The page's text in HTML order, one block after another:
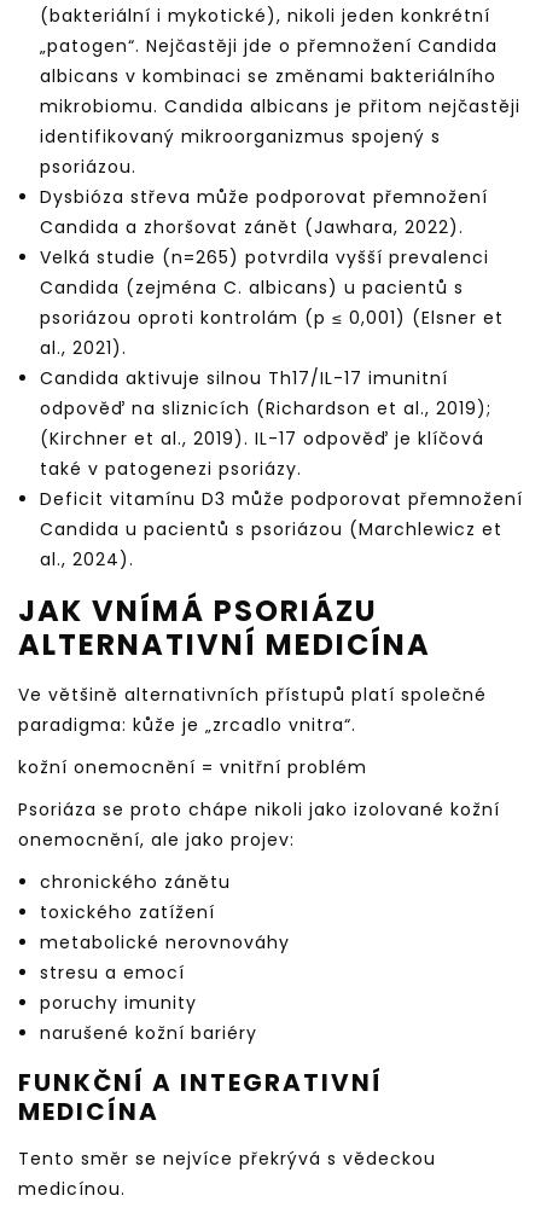
(bakteriální i mykotické), nikoli jeden konkrétní
„patogen“. Nejčastěji jde o přemnožení Candida
albicans v kombinaci se změnami bakteriálního
mikrobiomu. Candida albicans je přitom nejčastěji
identifikovaný mikroorganizmus spojený s
psoriázou.
Dysbióza střeva může podporovat přemnožení
Candida a zhoršovat zánět (Jawhara, 2022).
Velká studie (n=265) potvrdila vyšší prevalenci
Candida (zejména C. albicans) u pacientů s
psoriázou oproti kontrolám (p ≤ 0,001) (Elsner et
al., 2021).
Candida aktivuje silnou Th17/IL-17 imunitní
odpověď na sliznicích (Richardson et al., 2019);
(Kirchner et al., 2019). IL-17 odpověď je klíčová
také v patogenezi psoriázy.
Deficit vitamínu D3 může podporovat přemnožení
Candida u pacientů s psoriázou (Marchlewicz et
al., 2024).
JAK VNÍMÁ PSORIÁZU
ALTERNATIVNÍ MEDICÍNA
Ve většině alternativních přístupů platí společné
paradigma: kůže je „zrcadlo vnitra“.
kožní onemocnění = vnitřní problém
Psoriáza se proto chápe nikoli jako izolované kožní
onemocnění, ale jako projev:
chronického zánětu
toxického zatížení
metabolické nerovnováhy
stresu a emocí
poruchy imunity
narušené kožní bariéry
FUNKČNÍ A INTEGRATIVNÍ
MEDICÍNA
Tento směr se nejvíce překrývá s vědeckou
medicínou.